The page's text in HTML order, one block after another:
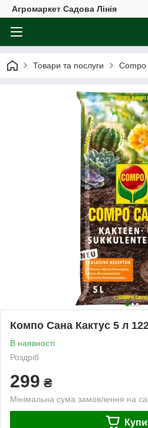
Агромаркет Садова Лінія
Товари та послуги Compo
Компо Сана Кактус 5 л
В наявності
Роздріб
299 ₴
Мінімальна сума замовлення на